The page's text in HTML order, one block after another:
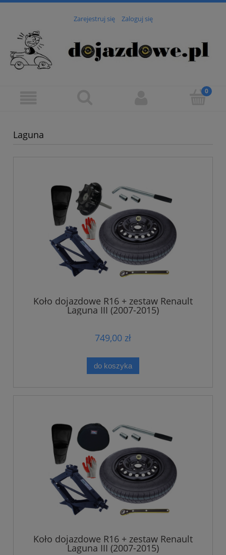
Zarejestruj się Zaloguj się
Laguna
Koło dojazdowe R16 + zestaw Renault
Laguna III (2007-2015)
749,00 zł
do koszyka
Koło dojazdowe R16 + zestaw Renault
Laguna III (2007-2015)